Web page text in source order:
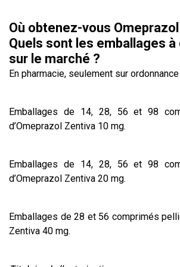
Où obtenez-vous
Quels sont les emballages
sur le marché ?
En pharmacie, seulement sur
Emballages de 14, 28, 56 et 98
d’Omeprazol Zentiva 10 mg.
Emballages de 14, 28, 56 et 98
d’Omeprazol Zentiva 20 mg.
Emballages de 28 et 56 comprimés
Zentiva 40 mg.